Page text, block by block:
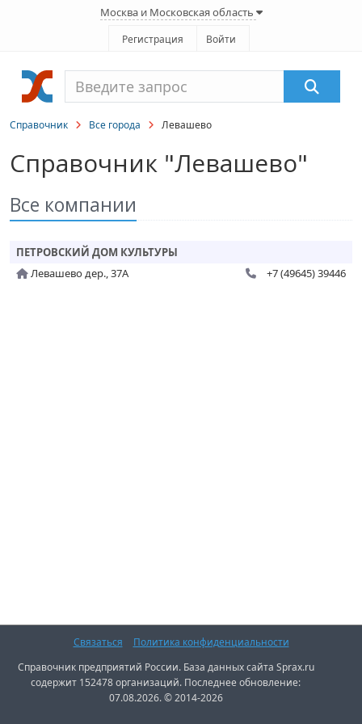
Москва и Московская область
Регистрация Войти
Справочник Все города Левашево
Справочник "Левашево"
Все компании
ПЕТРОВСКИЙ ДОМ КУЛЬТУРЫ
Левашево дер., 37А
+7 (49645) 39446
Связаться
Политика конфиденциальности
Справочник предприятий России. База данных сайта Sprax.ru
содержит 152478 организаций. Последнее обновление:
07.08.2026. © 2014-2026